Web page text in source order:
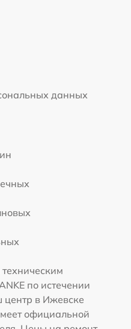
данных
по истечении
центр в Ижевске
официальной